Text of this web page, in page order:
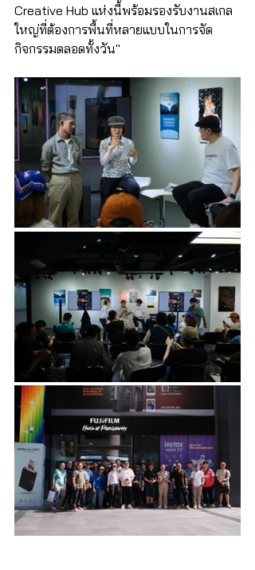
Creative Hub แห่งนี้พร้อมรองรับงานสเกล
ใหญ่ที่ต้องการพื้นที่หลายแบบในการจัด
กิจกรรมตลอดทั้งวัน"